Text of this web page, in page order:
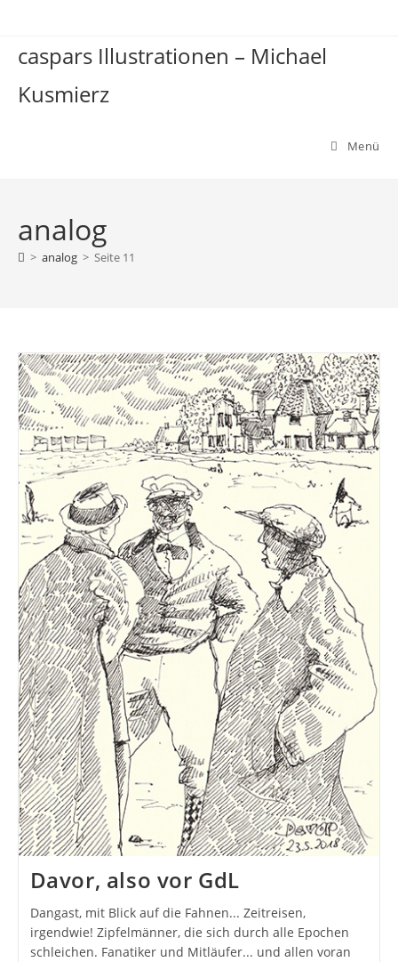
springen
caspars Illustrationen – Michael
Kusmierz
Menü
analog
> analog > Seite 11
Davor, also vor GdL
Dangast, mit Blick auf die Fahnen... Zeitreisen,
irgendwie! Zipfelmänner, die sich durch alle Epochen
schleichen. Fanatiker und Mitläufer... und allen voran